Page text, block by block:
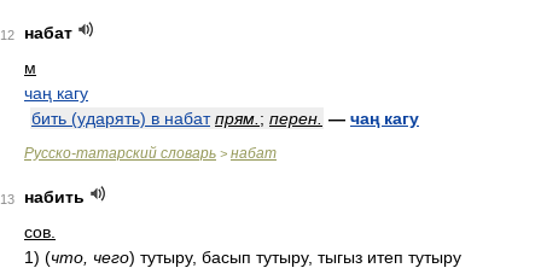
12
набат
м
чаң кагу
бить (ударять) в набат прям. ; перен. — чаң кагу
Русско-татарский словарь > набат
13
набить
сов.
1) (что, чего) тутыру, басып тутыру, тыгыз итеп тутыру